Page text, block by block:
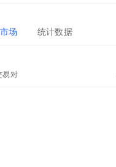
市场 统计数据
易对